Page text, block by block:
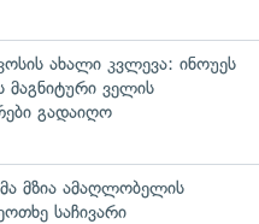
ახალი კვლევა: ინოუეს
მაგნიტური ველის
გადაიღო
მზია ამაღლობელის
საჩივარი